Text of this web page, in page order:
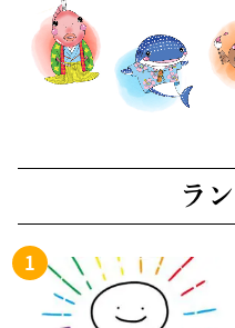
ラ